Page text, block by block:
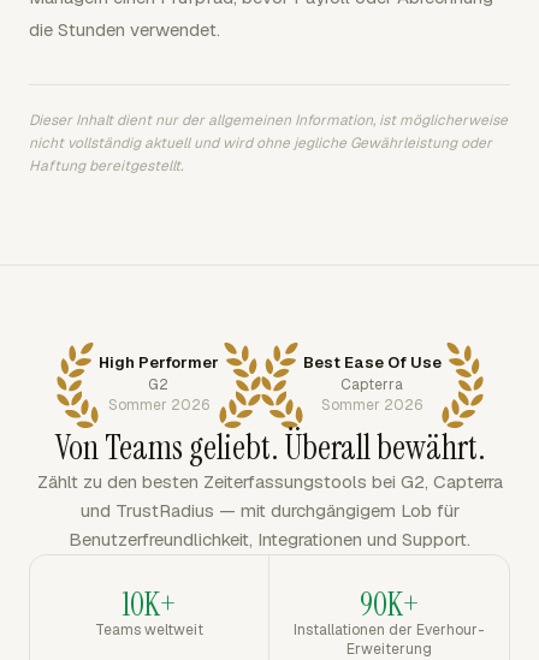
die Stunden verwendet.
Dieser Inhalt dient nur der allgemeinen Information, ist möglicherweise
nicht vollständig aktuell und wird ohne jegliche Gewährleistung oder
Haftung bereitgestellt.
High Performer
G2
Sommer 2026
Best Ease Of Use
Capterra
Sommer 2026
Von Teams geliebt. Überall bewährt.
Zählt zu den besten Zeiterfassungstools bei G2, Capterra
und TrustRadius — mit durchgängigem Lob für
Benutzerfreundlichkeit, Integrationen und Support.
10K+
Teams weltweit
90K+
Installationen der Everhour-
Erweiterung